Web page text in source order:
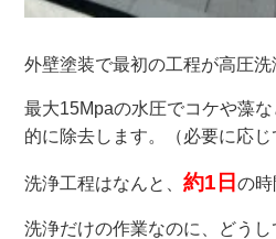
外壁塗装で最初の工程が高圧洗
最大15Mpaの水圧でコケや藻
的に除去します。（必要に応じ
洗浄工程はなんと、約1日の時
洗浄だけの作業なのに、どう